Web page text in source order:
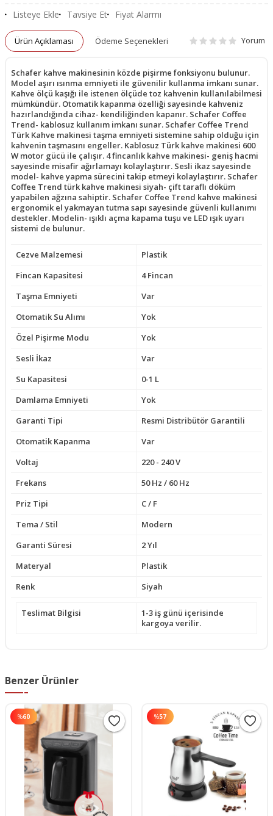
Listeye Ekle Tavsiye Et Fiyat Alarmı
Ürün Açıklaması Ödeme Seçenekleri Yorum
Schafer kahve makinesinin közde pişirme fonksiyonu bulunur.
Model aşırı ısınma emniyeti ile güvenilir kullanma imkanı sunar.
Kahve ölçü kaşığı ile istenen ölçüde toz kahvenin kullanılabilmesi
mümkündür. Otomatik kapanma özelliği sayesinde kahveniz
hazırlandığında cihaz- kendiliğinden kapanır. Schafer Coffee
Trend- kablosuz kullanım imkanı sunar. Schafer Coffee Trend
Türk Kahve makinesi taşma emniyeti sistemine sahip olduğu için
kahvenin taşmasını engeller. Kablosuz Türk kahve makinesi 600
W motor gücü ile çalışır. 4 fincanlık kahve makinesi- geniş hacmi
sayesinde misafir ağırlamayı kolaylaştırır. Sesli ikaz sayesinde
model- kahve yapma sürecini takip etmeyi kolaylaştırır. Schafer
Coffee Trend türk kahve makinesi siyah- çift taraflı döküm
yapabilen ağzına sahiptir. Schafer Coffee Trend kahve makinesi
ergonomik el yakmayan tutma sapı sayesinde güvenli kullanımı
destekler. Modelin- ışıklı açma kapama tuşu ve LED ışık uyarı
sistemi de bulunur.
Cezve Malzemesi
Plastik
Fincan Kapasitesi
4 Fincan
Taşma Emniyeti
Var
Otomatik Su Alımı
Yok
Özel Pişirme Modu
Yok
Sesli İkaz
Var
Su Kapasitesi
0-1 L
Damlama Emniyeti
Yok
Garanti Tipi
Resmi Distribütör Garantili
Otomatik Kapanma
Var
Voltaj
220 - 240 V
Frekans
50 Hz / 60 Hz
Priz Tipi
C / F
Tema / Stil
Modern
Garanti Süresi
2 Yıl
Materyal
Plastik
Renk
Siyah
Teslimat Bilgisi
1-3 iş günü içerisinde
kargoya verilir.
Benzer Ürünler
%60 %57